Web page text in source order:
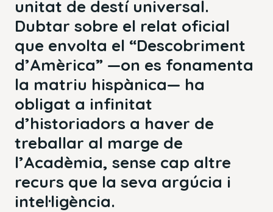
unitat de destí universal.
Dubtar sobre el relat oficial
que envolta el “Descobriment
d’Amèrica” —on es fonamenta
la matriu hispànica— ha
obligat a infinitat
d’historiadors a haver de
treballar al marge de
l’Acadèmia, sense cap altre
recurs que la seva argúcia i
intel·ligència.